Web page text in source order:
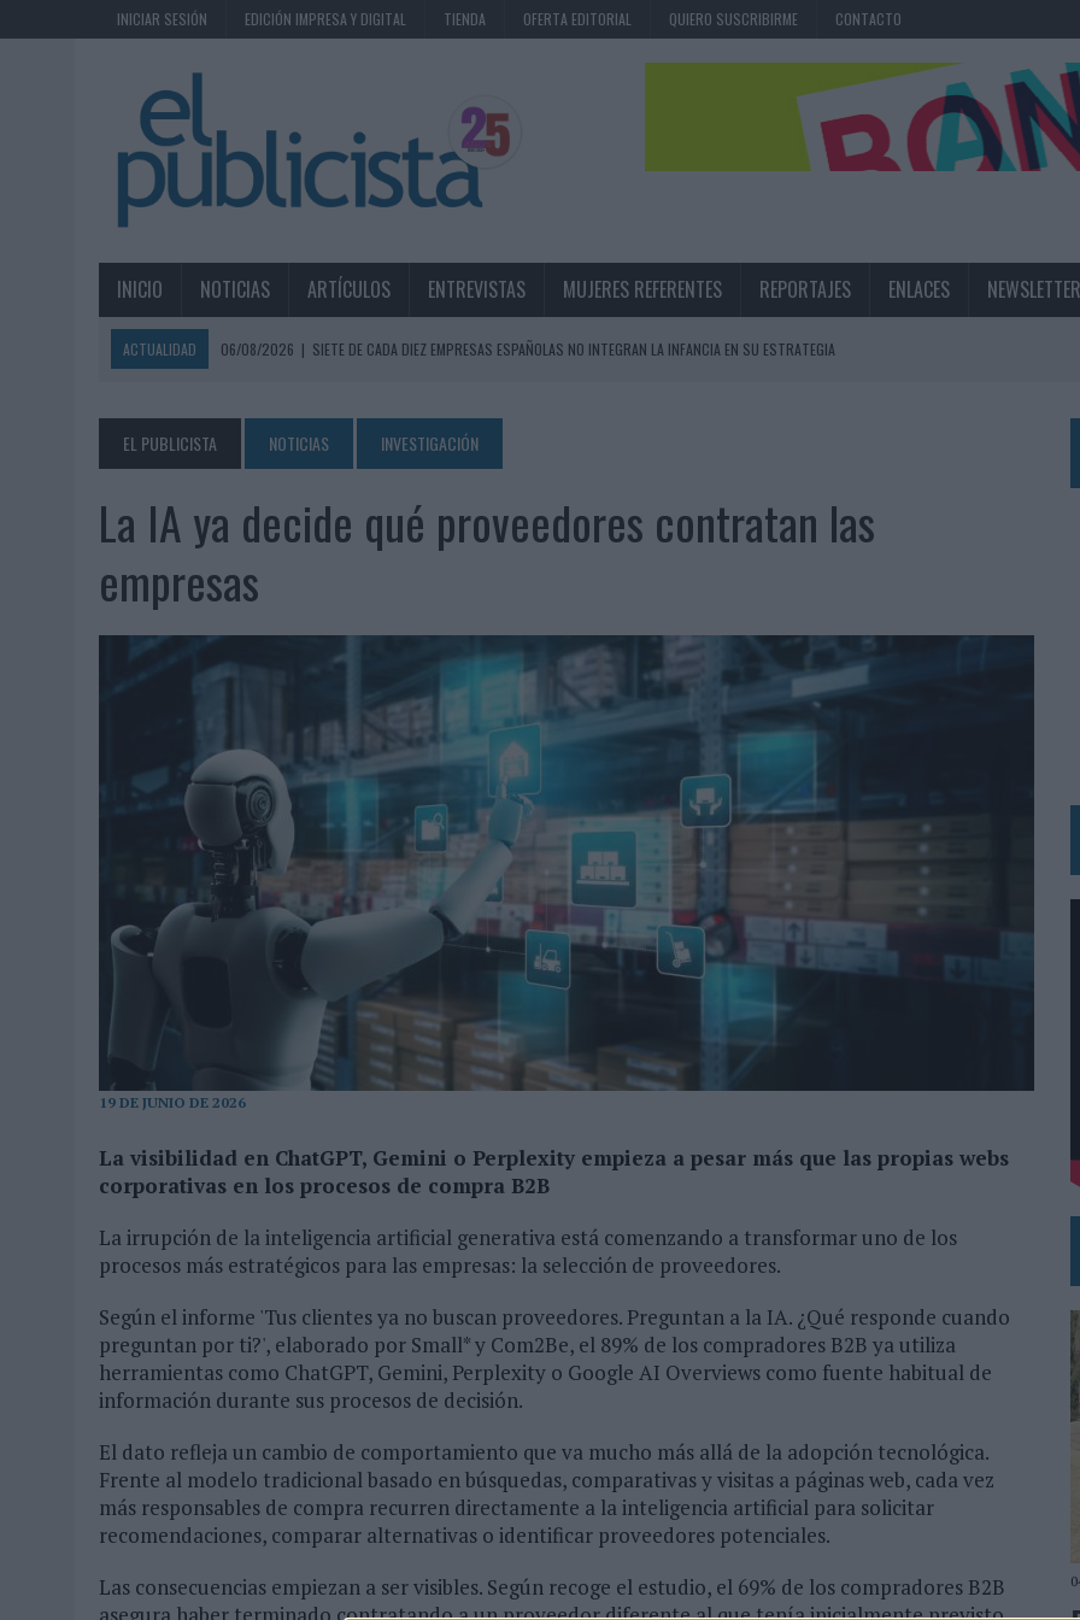
INICIAR SESIÓN EDICIÓN IMPRESA Y DIGITAL TIENDA OFERTA EDITORIAL QUIERO SUSCRIBIRME CONTACTO
INICIO NOTICIAS ARTÍCULOS ENTREVISTAS MUJERES REFERENTES REPORTAJES ENLACES NEWSLETTER
ACTUALIDAD 06/08/2026 | SIETE DE CADA DIEZ EMPRESAS ESPAÑOLAS NO INTEGRAN LA INFANCIA EN SU ESTRATEGIA
LA TELEVISIÓN SIGUE LIDERANDO EL CONSUMO DE MEDIOS EN VERANO Y SUPERA AL MÓVIL COMO DISPOSITIVO MÁS UTILIZADO
06/08/2026 | EL USO DE LA IA GENERATIVA ALCANZA YA AL 62% DE LOS ESPAÑOLES
06/08/2026
SYSTEM1 NOMBRA A KIMBERLY BASTONI COMO NUEVA DIRECTORA COMERCIAL GLOBAL
06/08/2026 | FRIGO Y UNIQLO LANZAN UNA COLECCIÓN PERSONALIZABLE INSPIRADA EN CORNETTO, CALIPPO Y SOLERO
06/08/2026
LA IA ESTÁ SUBIENDO EL LISTÓN DE LA CREATIVIDAD
05/08/2026
| FABRA COMUNICACIÓN INCORPORA A CASONÁ Y ASUME LA GESTIÓN DE SUS RELACIONES CON LOS MEDIOS
LOPESAN HOTELS & RESORTS ACERCA EL PARAÍSO CANARIO EN SU ÚLTIMA CAMPAÑA INTERNACIONAL
LUIS ARQUILLOS (BURGO DE ARIAS): “LA CONSTRUCCIÓN DE MARCA A LARGO PLAZO Y LA MEDICIÓN SON DOS CARAS DE LA MISMA
MONEDA”
04/08/2026
‘EL PARAÍSO MÁS CERCA’, DE 22GRADOS PARA LOPESAN HOTELS & RESORTS
‘LA ÚNICA CERVEZA DEL MUNDO QUE SE DISFRUTA DOS VECES’, DE INUSUALY PARA CERVEZA CAPAZ
04/08/2026 |
‘EL FÚTBOL SIN LAS PERSONAS’, DE DENTSU CREATIVE PARA ORANGE
04/08/2026
CAPAZ, LA CERVEZA QUE CONVIERTE CADA BOTELLA EN UNA OPORTUNIDAD DE INCLUSIÓN
BABARIA Y MAXIBON SON ‘EL MATCH PERFECTO DEL VERANO’
AUDIBLE REIVINDICA EL PODER TRANSFORMADOR DEL AUDIO EN SU NUEVA CAMPAÑA GLOBAL DE MARCA
‘VUELVE EL FÚTBOL. VUELVE A SOÑAR’, DE VML PARA MOVISTAR
03/08/2026 | MOVISTAR APELA A LA ILUSIÓN DE LAS AFICIONES PARA EL REGRESO DEL FÚTBOL
06/08/2026 | ‘LA VUELTA’, DE FENOMENAL PARA MÁLAGA CF
EL PUBLICISTA NOTICIAS INVESTIGACIÓN
La IA ya decide qué proveedores contratan las
empresas
19 DE JUNIO DE 2026
La visibilidad en ChatGPT, Gemini o Perplexity empieza a pesar más que las propias webs
corporativas en los procesos de compra B2B
La irrupción de la inteligencia artificial generativa está comenzando a transformar uno de los
procesos más estratégicos para las empresas: la selección de proveedores.
Según el informe 'Tus clientes ya no buscan proveedores. Preguntan a la IA. ¿Qué responde cuando
preguntan por ti?', elaborado por Small* y Com2Be, el 89% de los compradores B2B ya utiliza
herramientas como ChatGPT, Gemini, Perplexity o Google AI Overviews como fuente habitual de
información durante sus procesos de decisión.
El dato refleja un cambio de comportamiento que va mucho más allá de la adopción tecnológica.
Frente al modelo tradicional basado en búsquedas, comparativas y visitas a páginas web, cada vez
más responsables de compra recurren directamente a la inteligencia artificial para solicitar
recomendaciones, comparar alternativas o identificar proveedores potenciales.
Las consecuencias empiezan a ser visibles. Según recoge el estudio, el 69% de los compradores B2B